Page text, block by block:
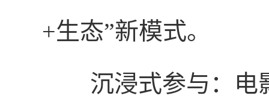
+生态”新模式。
沉浸式参与：电